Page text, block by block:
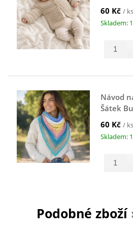
60 Kč / ks
Skladem:
Návod
Šátek
60 Kč / ks
Skladem:
Podobné zboží